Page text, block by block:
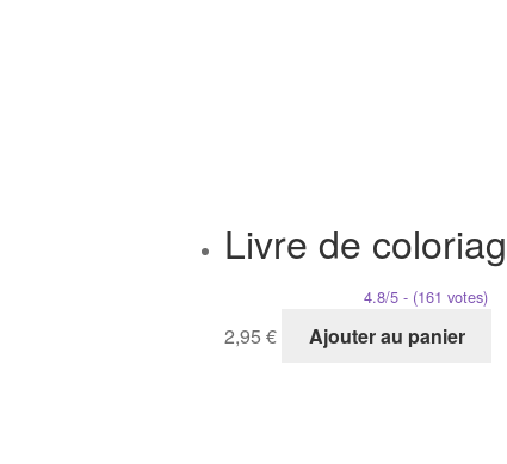
Livre de
4.8/5 - (161 votes)
2,95€ Ajouter au panier